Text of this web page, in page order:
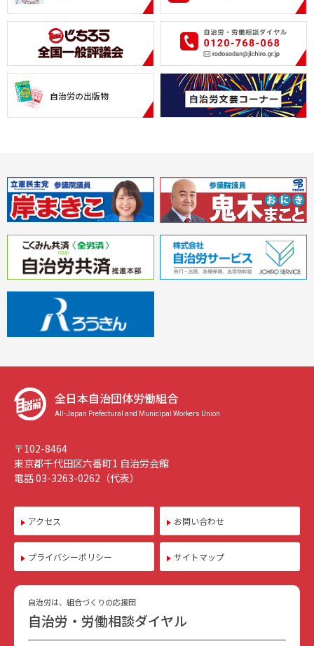
自治労の出版物
全日本自治団体労働組合
All-Japan Prefectural and Municipal Workers Union
〒102-8464
東京都千代田区六番町1 自治労会館
電話 03-3263-0262（代表）
アクセス お問い合わせ
プライバシーポリシー サイトマップ
自治労は、組合づくりの応援団
自治労・労働相談ダイヤル